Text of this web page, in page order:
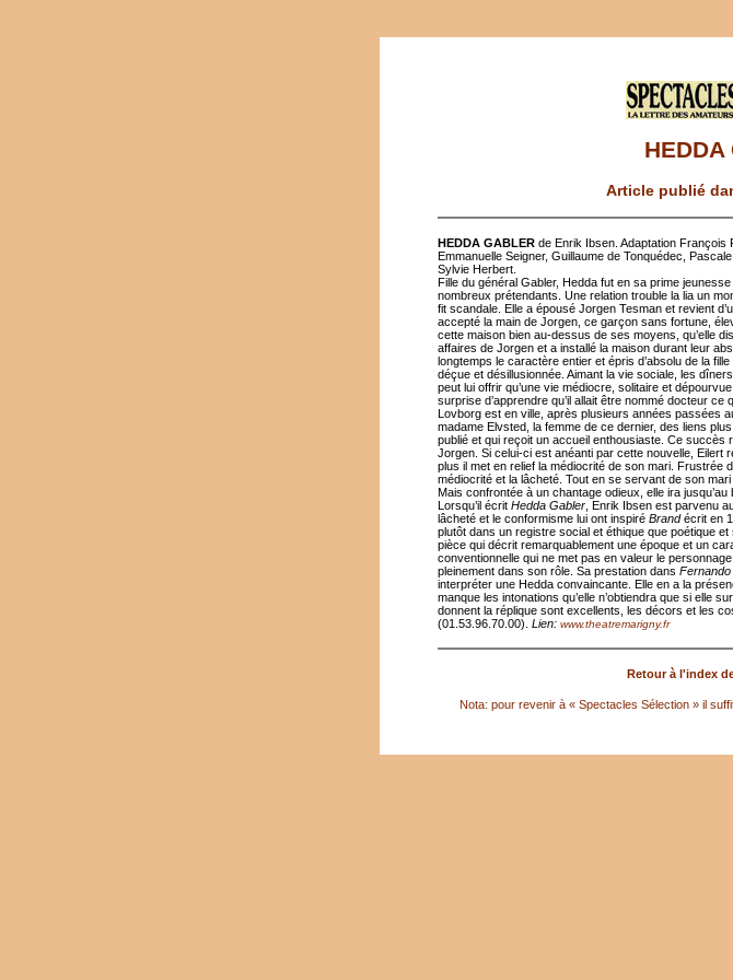
HEDDA
Article publié
HEDDA GABLER de Enrik Ibsen. Adaptation François
Emmanuelle Seigner, Guillaume de Tonquédec,
Sylvie Herbert.
Fille du général Gabler, Hedda fut en sa prime
nombreux prétendants. Une relation trouble la lia un
fit scandale. Elle a épousé Jorgen Tesman et revient
accepté la main de Jorgen, ce garçon sans fortune,
cette maison bien au-dessus de ses moyens, qu’elle
affaires de Jorgen et a installé la maison durant leur
longtemps le caractère entier et épris d’absolu de la
déçue et désillusionnée. Aimant la vie sociale, les
peut lui offrir qu’une vie médiocre, solitaire et
surprise d’apprendre qu’il allait être nommé docteur
Lovborg est en ville, après plusieurs années passées
madame Elvsted, la femme de ce dernier, des liens
publié et qui reçoit un accueil enthousiaste. Ce
Jorgen. Si celui-ci est anéanti par cette nouvelle, Eilert
plus il met en relief la médiocrité de son mari. Frustrée
médiocrité et la lâcheté. Tout en se servant de son
Mais confrontée à un chantage odieux, elle ira jusqu’au
Lorsqu’il écrit Hedda Gabler , Enrik Ibsen est parvenu
lâcheté et le conformisme lui ont inspiré Brandécrit en
plutôt dans un registre social et éthique que poétique
pièce qui décrit remarquablement une époque et un
conventionnelle qui ne met pas en valeur le
pleinement dans son rôle. Sa prestation dans Fernando
interpréter une Hedda convaincante. Elle en a la
manque les intonations qu’elle n’obtiendra que si elle
donnent la réplique sont excellents, les décors et les
(01.53.96.70.00). Lien: www.theatremarigny.fr
Retour à l'index
Nota: pour revenir à « Spectacles Sélection » il